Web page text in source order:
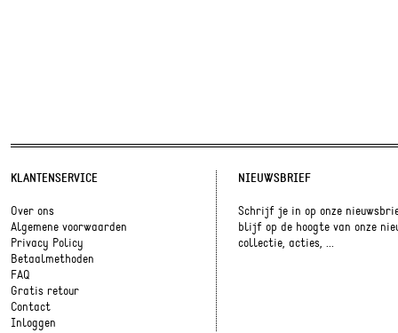
KLANTENSERVICE
Over ons
Algemene voorwaarden
Privacy Policy
Betaalmethoden
FAQ
Gratis retour
Contact
Inloggen
NIEUWSBRIEF
Schrijf je in op onze
blijf op de hoogte van onze
collectie, acties, ...